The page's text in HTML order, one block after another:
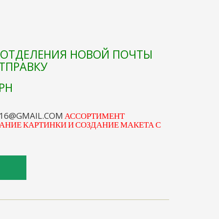
НОВОЙ ПОЧТЫ
АССОРТИМЕНТ
КАРТИНКИ И СОЗДАНИЕ МАКЕТА С